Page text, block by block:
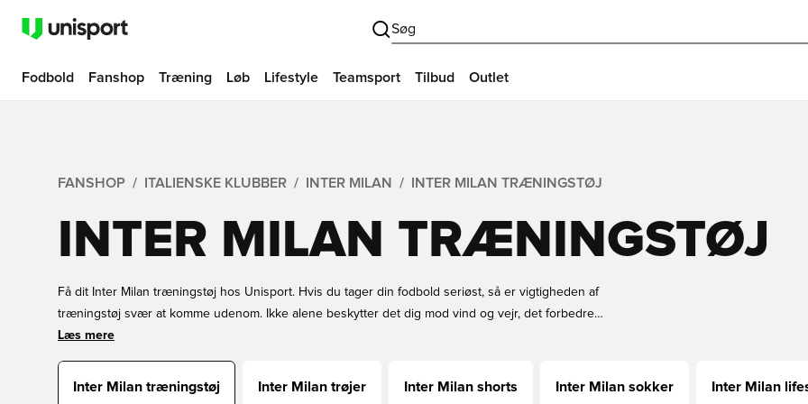
Søg
Fodbold Fanshop Træning Løb Lifestyle Teamsport Tilbud Outlet
FANSHOP ITALIENSKE KLUBBER INTER MILAN INTER MILAN TRÆNINGSTØJ
INTER MILAN TRÆNINGSTØJ
Få dit Inter Milan træningstøj hos Unisport. Hvis du tager din fodbold seriøst, så er vigtigheden af
træningstøj svær at komme udenom. Ikke alene beskytter det dig mod vind og vejr, det forbedrer
også din bevægelighed når du bevæger dig, sammenlignet med mere stift stof. Få dine nye Inter
Læs mere
Inter Milan træningstøj Inter Milan trøjer Inter Milan shorts Inter Milan sokker Inter Milan